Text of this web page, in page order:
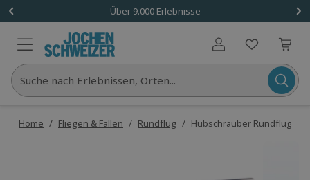
Über 9.000 Erlebnisse
Benutzerkonto
Suche nach Erlebnissen, Orten...
Home / Fliegen & Fallen / Rundflug / Hubschrauber Rundflug